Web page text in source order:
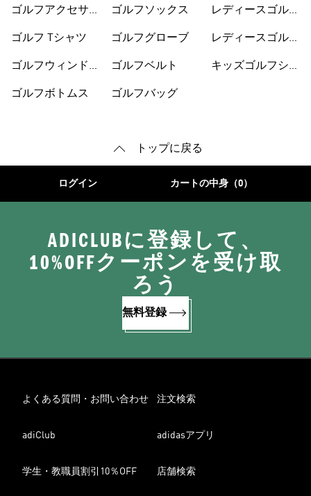
ゴルフアクセサリ
ゴルフ Tシャツ
ゴルフウィンドブ
ゴルフボトムス
ゴルフソックス
ゴルフグローブ
ゴルフベルト
ゴルフバッグ
レディースゴルフ
レディースゴルフ
キッズゴルフシュ
トップに戻る
ログイン カートの中身（0）
ADICLUBに登録して、
10%OFFクーポンを受け取
ろう
無料登録
よくある質問・お問い合わせ 注文検索
adiClub adidasアプリ
学生・教職員割引10％OFF 店舗検索